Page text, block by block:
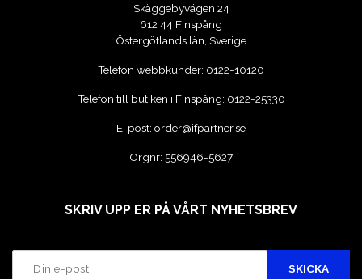
Skäggebyvägen 24
612 44 Finspång
Östergötlands län, Sverige
Telefon webbkunder: 0122-10120
Telefon till butiken i Finspång: 0122-25330
E-post: order@ifpartner.se
Orgnr: 556946-5627
SKRIV UPP ER PÅ VÅRT NYHETSBREV